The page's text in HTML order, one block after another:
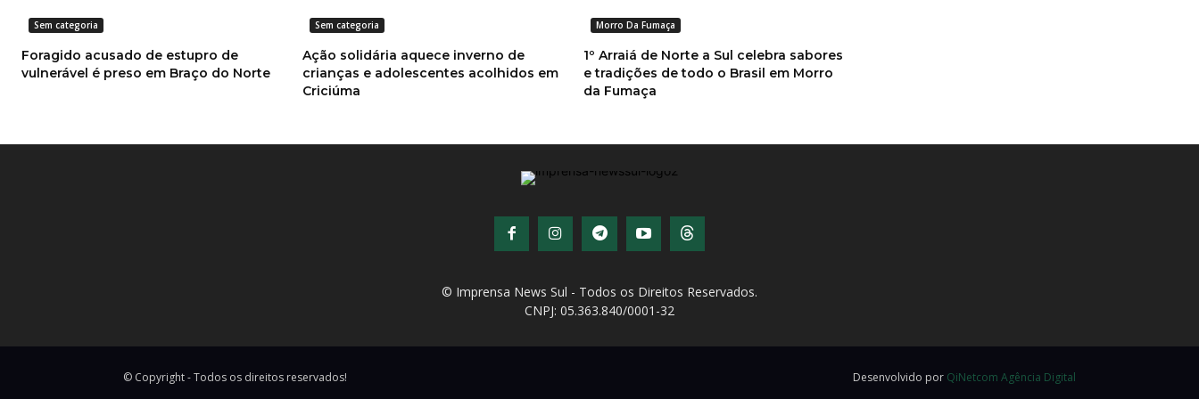
Sem categoria
Foragido acusado de estupro de
vulnerável é preso em Braço do Norte
Sem categoria
Ação solidária aquece inverno de
crianças e adolescentes acolhidos em
Criciúma
Morro Da Fumaça
1º Arraiá de Norte a Sul celebra sabores
e tradições de todo o Brasil em Morro
da Fumaça
© Imprensa News Sul - Todos os Direitos Reservados.
CNPJ: 05.363.840/0001-32
© Copyright - Todos os direitos reservados! Desenvolvido por QiNetcom Agência Digital